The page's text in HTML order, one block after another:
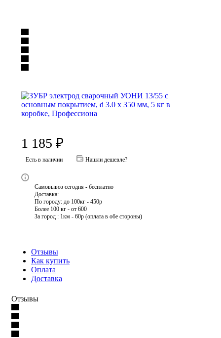
1 185 ₽
Есть в наличии Нашли дешевле?
Самовывоз сегодня - бесплатно
Доставка:
По городу: до 100кг - 450р
Более 100 кг - от 600
За город : 1км - 60р (оплата в обе стороны)
Отзывы
Как купить
Оплата
Доставка
Отзывы